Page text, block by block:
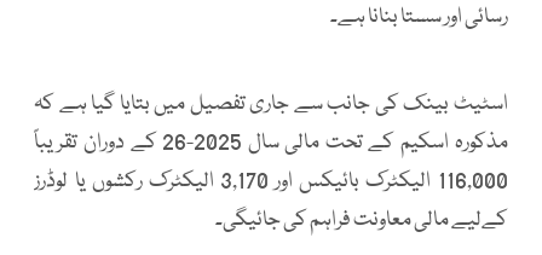
رسائی اور سستا بنانا ہے۔
اسٹیٹ بینک کی جانب سے جاری تفصیل میں بتایا گیا ہے کہ
مذکورہ اسکیم کے تحت مالی سال 2025-26 کے دوران تقریباً
116,000 الیکٹرک بائیکس اور 3,170 الیکٹرک رکشوں یا لوڈرز
کےلیے مالی معاونت فراہم کی جائیگی۔